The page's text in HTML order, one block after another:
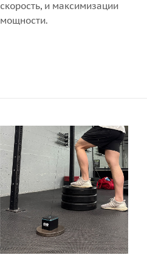
скорость, и максимизации
мощности.